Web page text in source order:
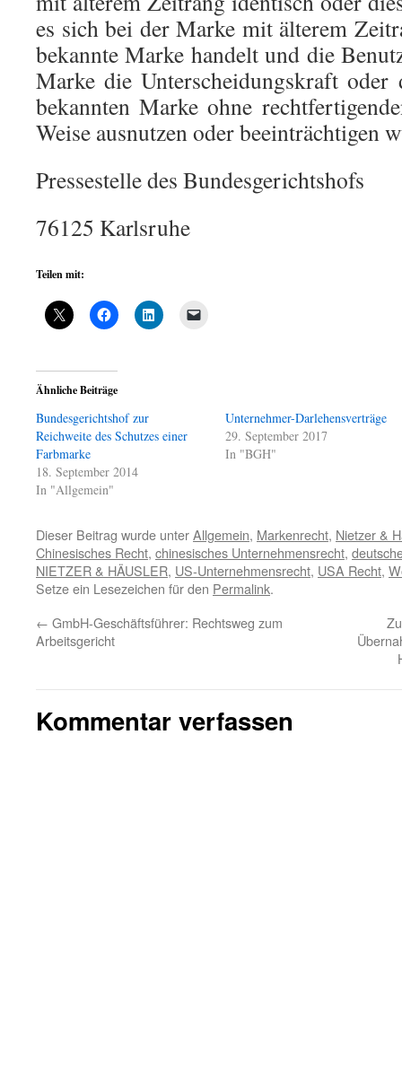
es sich bei der Marke mit älterem
bekannte Marke handelt und die
Marke die Unterscheidungskraft oder
bekannten Marke ohne
Weise ausnutzen oder beeinträchtigen
Pressestelle des Bundesgerichtshofs
76125 Karlsruhe
Teilen mit:
Ähnliche Beiträge
Bundesgerichtshof zur
Reichweite des Schutzes einer
Farbmarke
18. September 2014
In "Allgemein"
Unternehmer-Darlehensverträge
29. September 2017
In "BGH"
Dieser Beitrag wurde unterAllgemein, Markenrecht, Nietzer &
Chinesisches Recht, chinesisches Unternehmensrecht,
NIETZER & HÄUSLER, US-Unternehmensrecht, USA Recht,
Setze ein Lesezeichen für den Permalink.
← GmbH-Geschäftsführer: Rechtsweg zum
Arbeitsgericht
Kommentar verfassen